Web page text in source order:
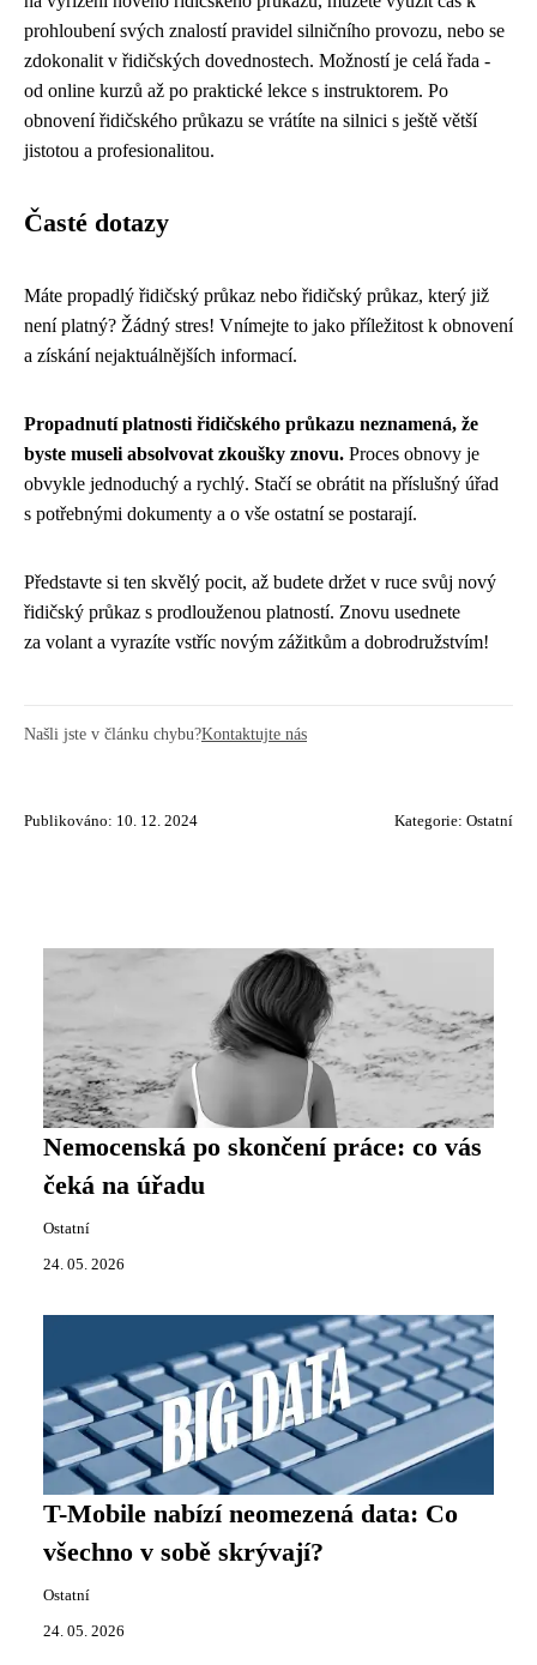
prohloubení svých znalostí pravidel silničního provozu, nebo se
zdokonalit v řidičských dovednostech. Možností je celá řada -
od online kurzů až po praktické lekce s instruktorem. Po
obnovení řidičského průkazu se vrátíte na silnici s ještě větší
jistotou a profesionalitou.
Časté dotazy
Máte propadlý řidičský průkaz nebo řidičský průkaz, který již
není platný? Žádný stres! Vnímejte to jako příležitost k obnovení
a získání nejaktuálnějších informací.
Propadnutí platnosti řidičského průkazu neznamená, že
byste museli absolvovat zkoušky znovu. Proces obnovy je
obvykle jednoduchý a rychlý. Stačí se obrátit na příslušný úřad
s potřebnými dokumenty a o vše ostatní se postarají.
Představte si ten skvělý pocit, až budete držet v ruce svůj nový
řidičský průkaz s prodlouženou platností. Znovu usednete
za volant a vyrazíte vstříc novým zážitkům a dobrodružstvím!
Našli jste v článku chybu?Kontaktujte nás
Publikováno: 10. 12. 2024 Kategorie: Ostatní
Nemocenská po skončení práce: co vás
čeká na úřadu
Ostatní
24. 05. 2026
T-Mobile nabízí neomezená data: Co
všechno v sobě skrývají?
Ostatní
24. 05. 2026